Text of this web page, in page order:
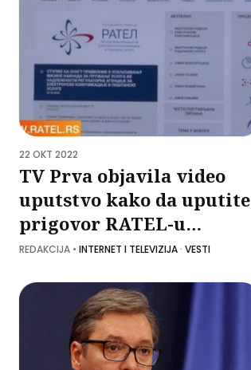
22 OKT 2022
TV Prva objavila video
uputstvo kako da uputite
prigovor RATEL-u
povodom SBB-ovog
REDAKCIJA •INTERNET I TELEVIZIJA·VESTI